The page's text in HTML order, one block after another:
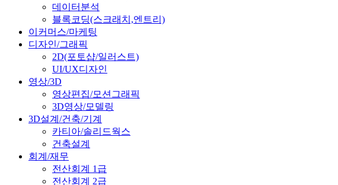
데이터분석
블록코딩(스크래치,엔트리)
이커머스/마케팅
디자인/그래픽
2D(포토샵/일러스트)
UI/UX디자인
영상/3D
영상편집/모션그래픽
3D영상/모델링
3D설계/건축/기계
카티아/솔리드웍스
건축설계
회계/재무
전산회계 1급
전산회계 2급